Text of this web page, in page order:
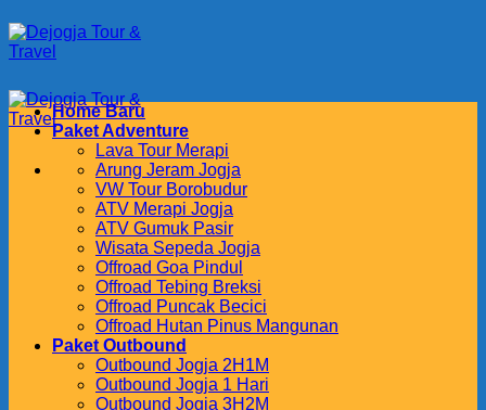
to
content
Home Baru
Paket Adventure
Lava Tour Merapi
Arung Jeram Jogja
VW Tour Borobudur
ATV Merapi Jogja
ATV Gumuk Pasir
Wisata Sepeda Jogja
Offroad Goa Pindul
Offroad Tebing Breksi
Offroad Puncak Becici
Offroad Hutan Pinus Mangunan
Paket Outbound
Outbound Jogja 2H1M
Outbound Jogja 1 Hari
Outbound Jogja 3H2M